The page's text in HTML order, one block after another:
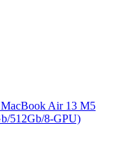
Air 13 M5
512Gb/8-GPU)